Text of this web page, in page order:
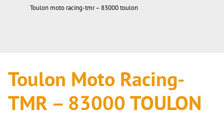
Toulon moto racing-tmr – 83000 toulon
Toulon Moto Racing-
TMR – 83000 TOULON